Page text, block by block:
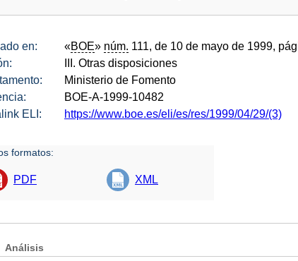
en: «BOE» núm. 111, de 10 de mayo de 1999,
III. Otras disposiciones
Ministerio de Fomento
BOE-A-1999-10482
ELI:
https://www.boe.es/eli/es/res/1999/04/29/(3)
formatos:
PDF XML
Análisis